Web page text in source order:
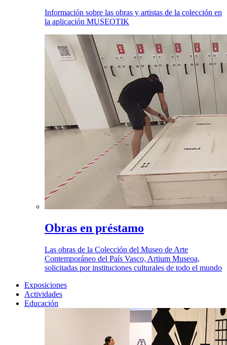
Información sobre las obras y artistas de la colección en
la aplicación MUSEOTIK
Obras en préstamo
Las obras de la Colección del Museo de Arte
Contemporáneo del País Vasco, Artium Museoa,
solicitadas por instituciones culturales de todo el mundo
Exposiciones
Actividades
Educación